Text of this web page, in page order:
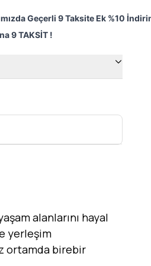
Geçerli 9 Taksite Ek %10
9 TAKSİT !
alanlarını hayal
yerleşim
ortamda birebir